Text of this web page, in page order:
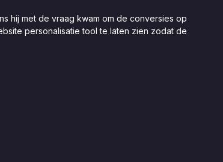
hij met de vraag kwam om de conversies op
personalisatie tool te laten zien zodat de